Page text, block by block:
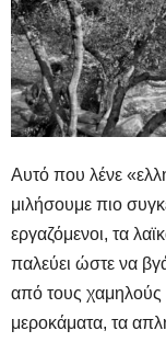
Αυτό που λένε
μιλήσουμε πιο
εργαζόμενοι, τα
παλεύει ώστε να
από τους χαμηλούς
μεροκάματα, τα